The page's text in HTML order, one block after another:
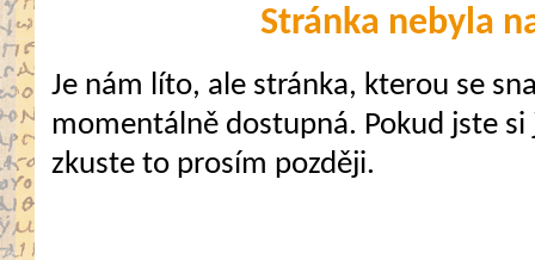
Stránka nebyla
Je nám líto, ale stránka, kterou se
momentálně dostupná. Pokud jste
zkuste to prosím později.